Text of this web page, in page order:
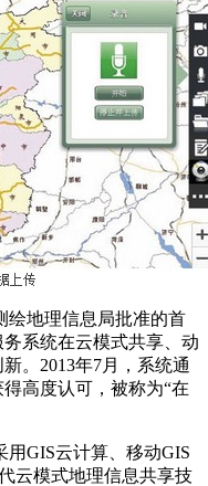
绘地理信息局批准的首
系统在云模式共享、动
。2013年7月，系统通
高度认可，被称为“在
用GIS云计算、移动GIS
云模式地理信息共享技